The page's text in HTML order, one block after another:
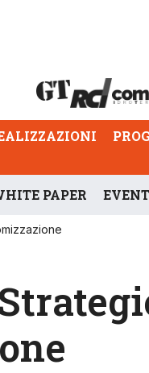
PAPER